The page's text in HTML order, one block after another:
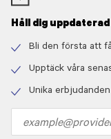
Håll dig uppdaterad
icon
Bli den första att
icon
Upptäck våra
Unika
address